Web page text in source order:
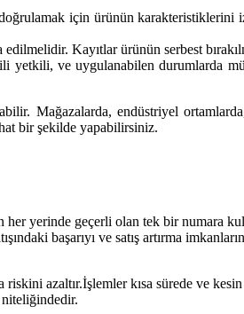
doğrulamak için ürünün
Kayıtlar ürünün serbest
ve uygulanabilen durumlarda
Mağazalarda, endüstriyel
bir şekilde yapabilirsiniz.
yerinde geçerli olan tek bir numara
başarıyı ve satış artırma
riskini azaltır.İşlemler kısa sürede ve
niteliğindedir.